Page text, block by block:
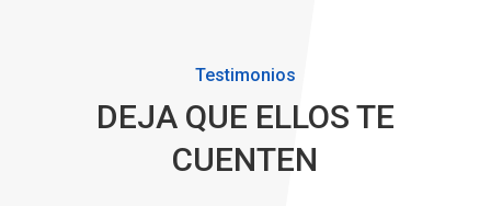
Testimonios
DEJA QUE ELLOS TE
CUENTEN